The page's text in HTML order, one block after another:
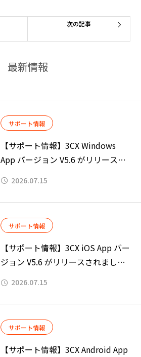
次の記事
最新情報
サポート情報
【サポート情報】3CX Windows
App バージョン V5.6 がリリースさ
2026.07.15
サポート情報
【サポート情報】3CX iOS App バー
ジョン V5.6 がリリースされまし
2026.07.15
サポート情報
【サポート情報】3CX Android App